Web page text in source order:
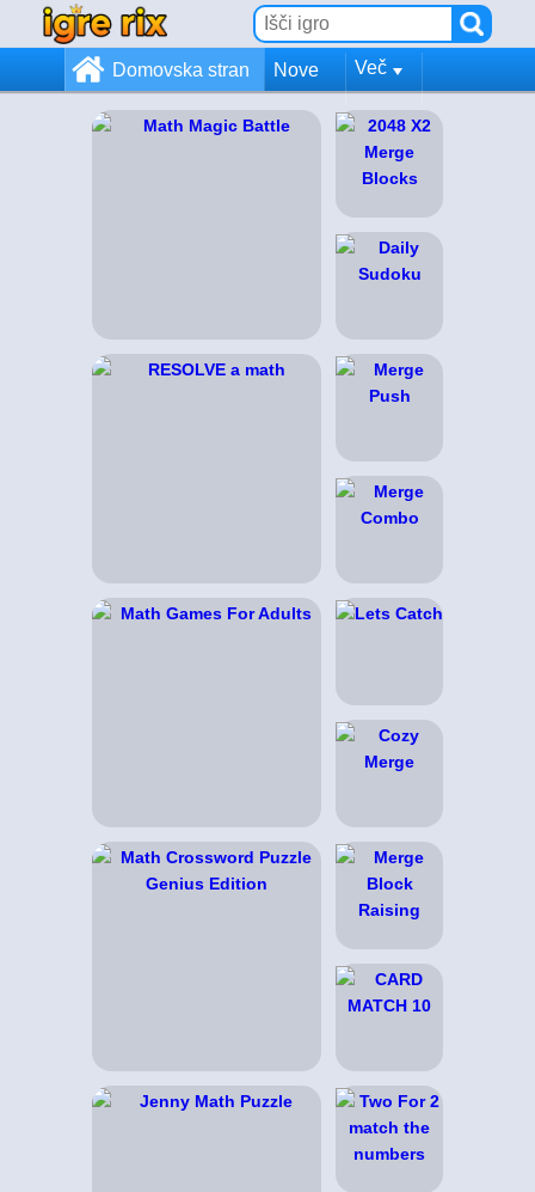
Domovska stran Nove Več